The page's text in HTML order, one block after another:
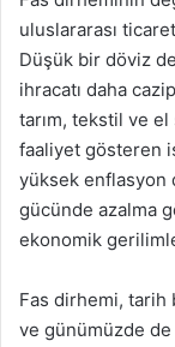
uluslararası
Düşük bir döviz
ihracatı daha
tarım, tekstil ve
faaliyet gösteren
yüksek enflasyon
gücünde azalma
ekonomik
Fas dirhemi, tarih
ve günümüzde